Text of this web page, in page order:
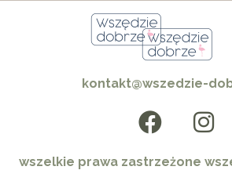
kontakt@wszedzie-
wszelkie prawa zastrzeżone